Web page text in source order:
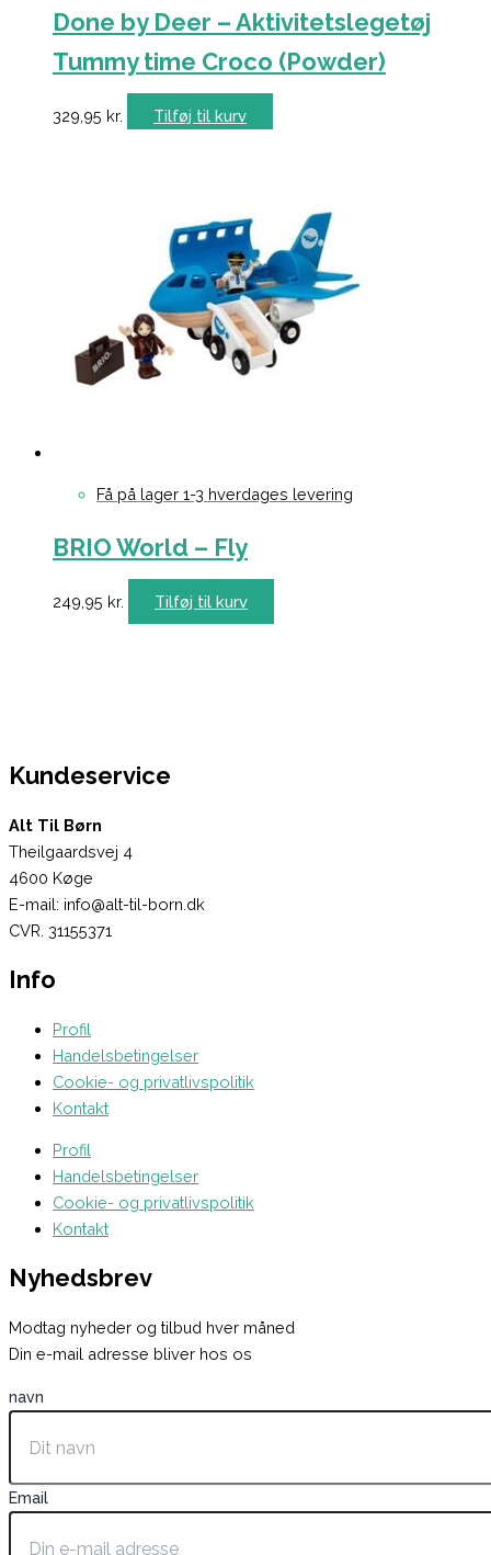
Done by Deer – Aktivitetslegetøj
Tummy time Croco (Powder)
329,95 kr. Tilføj til kurv
Få på lager 1-3 hverdages levering
BRIO World – Fly
249,95 kr. Tilføj til kurv
Kundeservice
Alt Til Børn
Theilgaardsvej 4
4600 Køge
E-mail: info@alt-til-born.dk
CVR. 31155371
Info
Profil
Handelsbetingelser
Cookie- og privatlivspolitik
Kontakt
Profil
Handelsbetingelser
Cookie- og privatlivspolitik
Kontakt
Nyhedsbrev
Modtag nyheder og tilbud hver måned
Din e-mail adresse bliver hos os
navn
Email